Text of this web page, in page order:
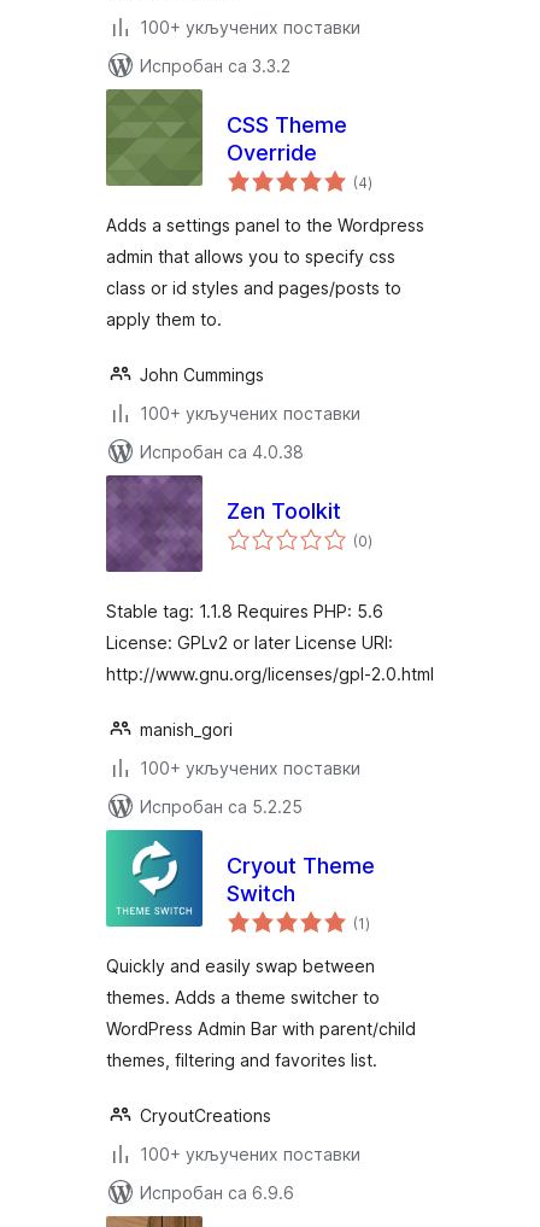
100+ укључених поставки
Испробан са 3.3.2
CSS Theme
Override
(4укупних
оцена
)
Adds a settings panel to the Wordpress
admin that allows you to specify css
class or id styles and pages/posts to
apply them to.
John Cummings
100+ укључених поставки
Испробан са 4.0.38
Zen Toolkit
(0укупних
оцена
)
Stable tag: 1.1.8 Requires PHP: 5.6
License: GPLv2 or later License URI:
http://www.gnu.org/licenses/gpl-2.0.html
manish_gori
100+ укључених поставки
Испробан са 5.2.25
Cryout Theme
Switch
(1укупних
оцена
)
Quickly and easily swap between
themes. Adds a theme switcher to
WordPress Admin Bar with parent/child
themes, filtering and favorites list.
CryoutCreations
100+ укључених поставки
Испробан са 6.9.6